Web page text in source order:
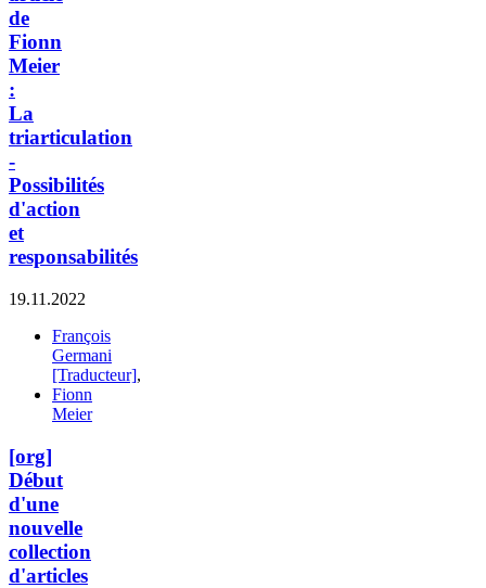
de
Fionn
Meier
:
La
triarticulation
-
Possibilités
d'action
et
responsabilités
19.11.2022
François
Germani
[Traducteur],
Fionn
Meier
[org]
Début
d'une
nouvelle
collection
d'articles